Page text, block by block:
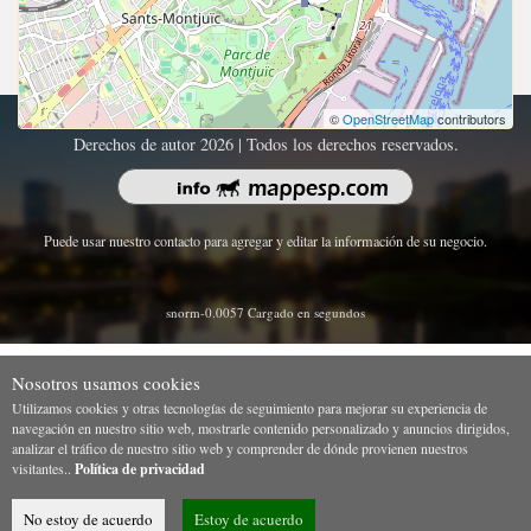
©OpenStreetMapcontributors
Derechos de autor 2026 | Todos los derechos reservados.
Puede usar nuestro contacto para agregar y editar la información de su negocio.
snorm-0.0057 Cargado en segundos
Nosotros usamos cookies
Utilizamos cookies y otras tecnologías de seguimiento para mejorar su experiencia de
navegación en nuestro sitio web, mostrarle contenido personalizado y anuncios dirigidos,
analizar el tráfico de nuestro sitio web y comprender de dónde provienen nuestros
visitantes.. Política de privacidad
No estoy de acuerdo Estoy de acuerdo